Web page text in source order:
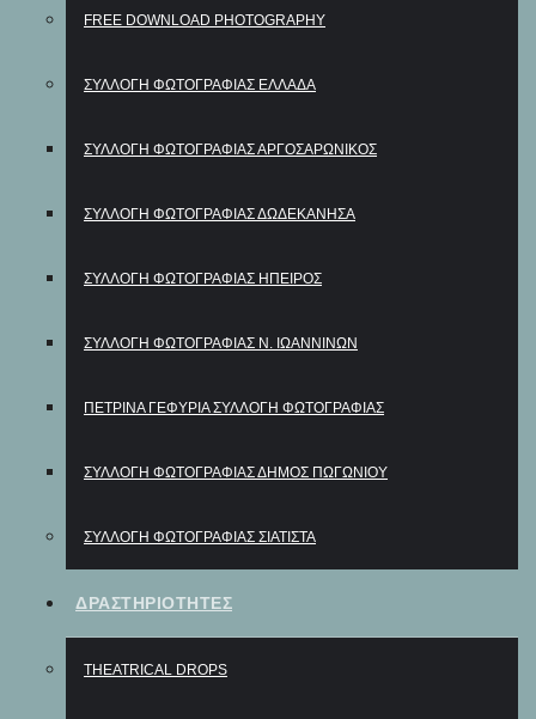
FREE DOWNLOAD PHOTOGRAPHY
ΣΥΛΛΟΓΗ ΦΩΤΟΓΡΑΦΙΑΣ ΕΛΛΑΔΑ
ΣΥΛΛΟΓΗ ΦΩΤΟΓΡΑΦΙΑΣ ΑΡΓΟΣΑΡΩΝΙΚΟΣ
ΣΥΛΛΟΓΗ ΦΩΤΟΓΡΑΦΙΑΣ ΔΩΔΕΚΑΝΗΣΑ
ΣΥΛΛΟΓΗ ΦΩΤΟΓΡΑΦΙΑΣ ΗΠΕΙΡΟΣ
ΣΥΛΛΟΓΗ ΦΩΤΟΓΡΑΦΙΑΣ Ν. ΙΩΑΝΝΙΝΩΝ
ΠΕΤΡΙΝΑ ΓΕΦΥΡΙΑ ΣΥΛΛΟΓΗ ΦΩΤΟΓΡΑΦΙΑΣ
ΣΥΛΛΟΓΗ ΦΩΤΟΓΡΑΦΙΑΣ ΔΗΜΟΣ ΠΩΓΩΝΙΟΥ
ΣΥΛΛΟΓΗ ΦΩΤΟΓΡΑΦΙΑΣ ΣΙΑΤΙΣΤΑ
ΔΡΑΣΤΗΡΙΟΤΗΤΕΣ
THEATRICAL DROPS